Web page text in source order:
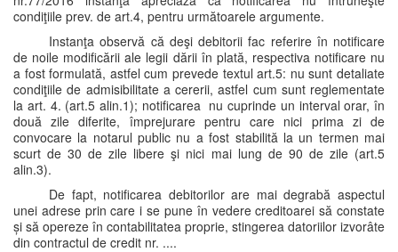
condiţiile prev. de art.4, pentru următoarele argumente.
Instanţa observă că deşi debitorii fac referire în notificare
de noile modificării ale legii dării în plată, respectiva notificare nu
a fost formulată, astfel cum prevede textul art.5: nu sunt detaliate
condiţiile de admisibilitate a cererii, astfel cum sunt reglementate
la art. 4. (art.5 alin.1); notificarea nu cuprinde un interval orar, în
două zile diferite, împrejurare pentru care nici prima zi de
convocare la notarul public nu a fost stabilită la un termen mai
scurt de 30 de zile libere şi nici mai lung de 90 de zile (art.5
alin.3).
De fapt, notificarea debitorilor are mai degrabă aspectul
unei adrese prin care i se pune în vedere creditoarei să constate
și să opereze în contabilitatea proprie, stingerea datoriilor izvorâte
din contractul de credit nr. ....